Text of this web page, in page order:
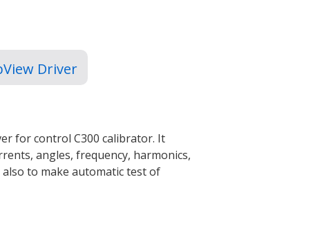
Driver
for control C300 calibrator. It
angles, frequency, harmonics,
to make automatic test of